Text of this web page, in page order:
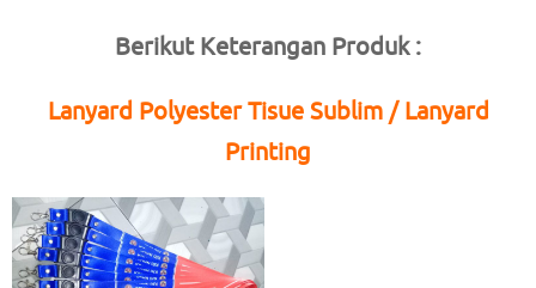
Berikut Keterangan Produk :
Lanyard Polyester Tisue Sublim / Lanyard
Printing